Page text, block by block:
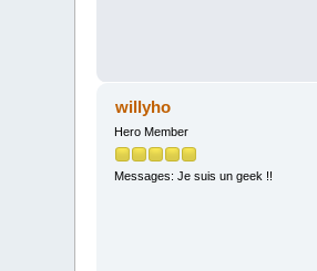
willyho
Hero Member
Messages: Je suis un geek !!